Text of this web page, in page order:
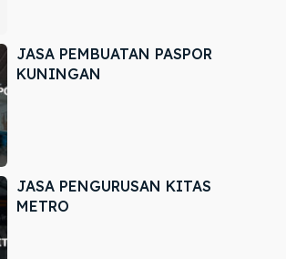
JASA PEMBUATAN PASPOR
KUNINGAN
JASA PENGURUSAN KITAS
METRO